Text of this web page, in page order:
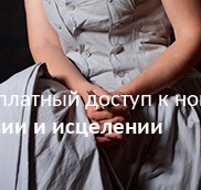
доступ к
и исцелении